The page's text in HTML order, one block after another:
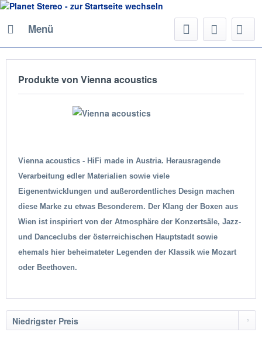
Menü
Produkte von Vienna acoustics
Vienna acoustics - HiFi made in Austria. Herausragende
Verarbeitung edler Materialien sowie viele
Eigenentwicklungen und außerordentliches Design machen
diese Marke zu etwas Besonderem. Der Klang der Boxen aus
Wien ist inspiriert von der Atmosphäre der Konzertsäle, Jazz-
und Danceclubs der österreichischen Hauptstadt sowie
ehemals hier beheimateter Legenden der Klassik wie Mozart
oder Beethoven.